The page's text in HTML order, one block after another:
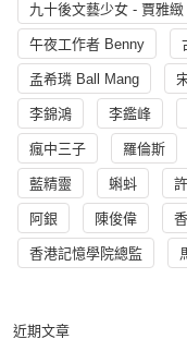
九十後文藝少女 - 賈雅緻
午夜工作者 Benny
孟希璘 Ball Mang
李錦鴻 李鑑峰
瘋中三子 羅倫斯
藍精靈 蝌蚪
阿銀 陳俊偉
香港記憶學院總監
近期文章